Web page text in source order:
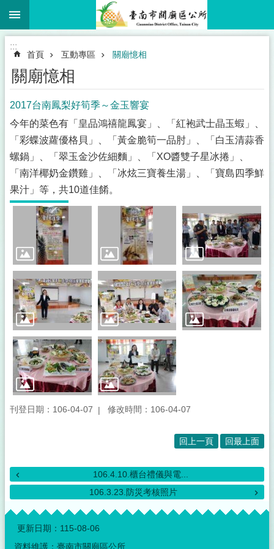
跳到主要內容區塊
:::
首頁 互動專區 關廟憶相
關廟憶相
2017台南鳳梨好筍季～金玉響宴
今年的菜色有「皇品鴻禧龍鳳宴」、「紅袍武士晶玉蝦」、
「彩蝶波蘿優格貝」、「黃金脆筍一品肘」、「白玉清蒜香
螺鍋」、「翠玉金沙佐細麵」、「XO醬雙子星冰捲」、
「南洋椰奶金鑽雞」、「冰炫三寶養生湯」、「寶島四季鮮
果汁」等，共10道佳餚。
刊登日期：106-04-07 修改時間：106-04-07
回上一頁 回最上面
106.4.10.櫃台禮儀與電...
106.3.23.防災考核照片
:::
更新日期： 115-08-06
資料維護：臺南市關廟區公所